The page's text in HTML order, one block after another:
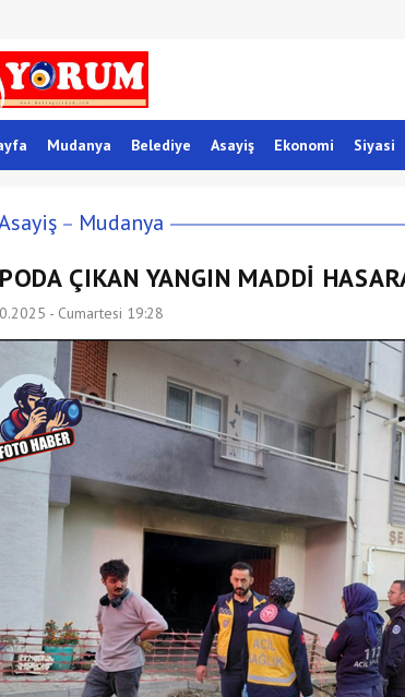
Mudanya Belediye Asayiş Ekonomi Siyasi
Mudanya
ÇIKAN YANGIN MADDİ
- Cumartesi 19:28